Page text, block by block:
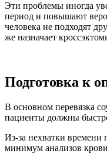
Эти проблемы иногда
период и повышают
человека не подходят
же назначает
Подготовка к
В основном перевязка
пациенты должны
Из-за нехватки
минимум анализов